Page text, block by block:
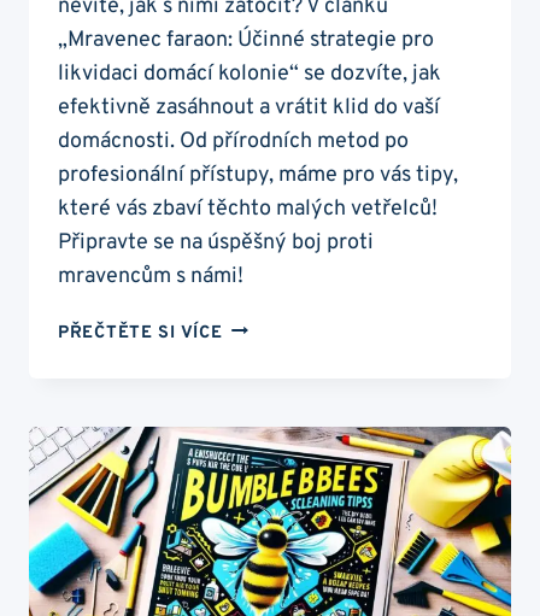
nevíte, jak s nimi zatočit? V článku
„Mravenec faraon: Účinné strategie pro
likvidaci domácí kolonie“ se dozvíte, jak
efektivně zasáhnout a vrátit klid do vaší
domácnosti. Od přírodních metod po
profesionální přístupy, máme pro vás tipy,
které vás zbaví těchto malých vetřelců!
Připravte se na úspěšný boj proti
mravencům s námi!
PŘEČTĚTE SI VÍCE MRAVENEC
PRO
LIKVIDACI
DOMÁCÍ
KOLONIE